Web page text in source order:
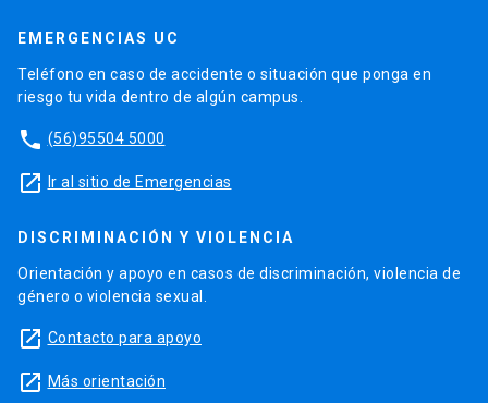
EMERGENCIAS UC
Teléfono en caso de accidente o situación que ponga en
riesgo tu vida dentro de algún campus.
phone (56)95504 5000
launch Ir al sitio de Emergencias
DISCRIMINACIÓN Y VIOLENCIA
Orientación y apoyo en casos de discriminación, violencia de
género o violencia sexual.
launch Contacto para apoyo
launch Más orientación